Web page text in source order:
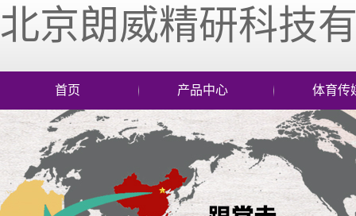
北京朗威精研科技
首页 产品中心 体育传